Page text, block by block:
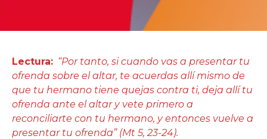
Lectura: “Por tanto, si cuando vas a presentar tu
ofrenda sobre el altar, te acuerdas allí mismo de
que tu hermano tiene quejas contra ti, deja allí tu
ofrenda ante el altar y vete primero a
reconciliarte con tu hermano, y entonces vuelve a
presentar tu ofrenda” (Mt 5, 23-24).